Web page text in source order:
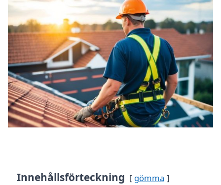
Innehållsförteckning gömma